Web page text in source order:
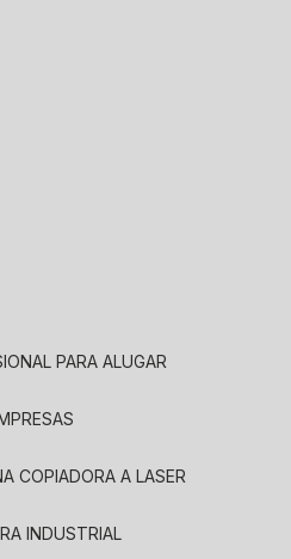
PARA ALUGAR
COPIADORA A LASER
INDUSTRIAL